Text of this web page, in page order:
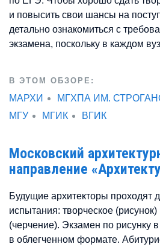
и повысить свои шансы на
детально ознакомиться с
экзамена, поскольку в каждом
В ЭТОМ ОБЗОРЕ:
МАРХИ МГХПА ИМ.
МГУ
МГИК ВГИК
Московский
направление
Будущие архитекторы проходят
испытания: творческое
(черчение). Экзамен по рисунку
в облегченном формате.